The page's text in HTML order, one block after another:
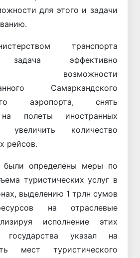
для этого и задачи
транспорта
задача эффективно
возможности
Самаркандского
аэропорта, снять
на полеты иностранных
увеличить количество
рейсов.
были определены меры по
туристических услуг в
выделению 1 трлн сумов
на отраслевые
исполнение этих
государства указал на
мест туристического